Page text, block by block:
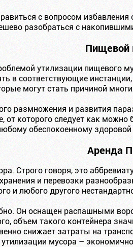
с вопросом
разобраться с
Пищевой
утилизации пищевого
в соответствующие
могут стать причиной
размножения и развития
от которого следует как
обеспокоенному здоровой
Аренда
Строго говоря, это
и перевозки
и любого другого
Он оснащен распашными
объем такого контейнера
снижает затраты на
утилизации мусора –